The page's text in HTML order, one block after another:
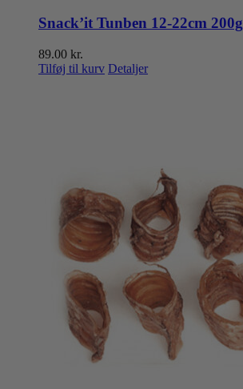
Snack’it Tunben 12-22cm 200g
89.00 kr.
Tilføj til kurv Detaljer